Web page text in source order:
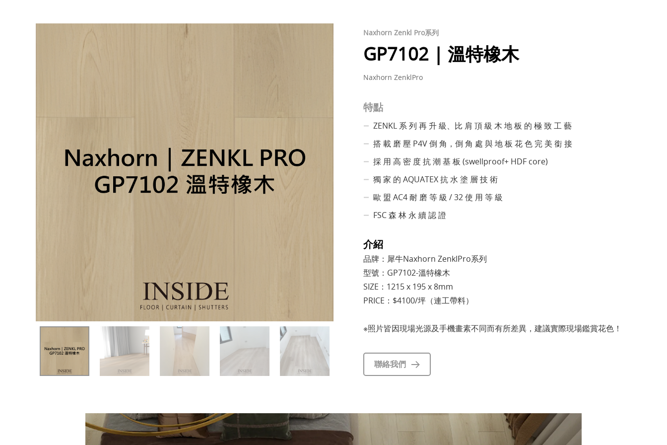
Naxhorn Zenkl Pro系列
GP7102 | 溫特橡木
Naxhorn ZenklPro
特點
ZENKL 系 列 再 升 級、比 肩 頂 級 木 地 板 的 極 致 工 藝
搭 載 磨 壓 P4V 倒 角，倒 角 處 與 地 板 花 色 完 美 銜 接
採 用 高 密 度 抗 潮 基 板 (swellproof+ HDF core)
獨 家 的 AQUATEX 抗 水 塗 層 技 術
歐 盟 AC4 耐 磨 等 級 / 32 使 用 等 級
FSC 森 林 永 續 認 證
介紹
品牌：犀牛Naxhorn ZenklPro系列
型號：GP7102-溫特橡木
SIZE：1215 x 195 x 8mm
PRICE：$4100/坪（連工帶料）
※照片皆因現場光源及手機畫素不同而有所差異，建議實際現場鑑賞花色！
聯絡我們